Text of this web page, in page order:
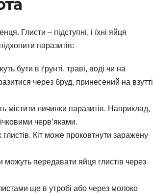
Глисти – підступні, і їхні яйця
паразитів:
бути в ґрунті, траві, воді чи на
через бруд, принесений на взутті
містити личинки паразитів. Наприклад,
черв’яками.
Кіт може проковтнути заражену
можуть передавати яйця глистів через
ще в утробі або через молоко